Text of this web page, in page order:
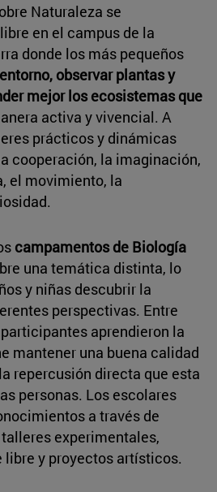
Naturaleza se
en el campus de la
donde los más pequeños
observar plantas y
mejor los ecosistemas que
activa y vivencial. A
prácticos y dinámicas
cooperación, la imaginación,
el movimiento, la
campamentos de Biología
una temática distinta, lo
y niñas descubrir la
perspectivas. Entre
aprendieron la
mantener una buena calidad
repercusión directa que esta
personas. Los escolares
a través de
experimentales,
libre y proyectos artísticos.